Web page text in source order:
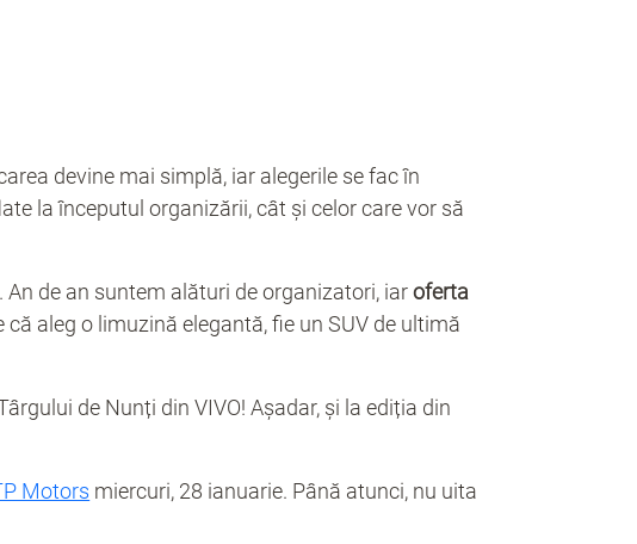
devine mai simplă, iar alegerile se fac în
la începutul organizării, cât și celor care vor să
de an suntem alături de organizatori, iaroferta
aleg o limuzină elegantă, fie un SUV de ultimă
de Nunți din VIVO! Așadar, și la ediția din
Motors miercuri, 28 ianuarie. Până atunci, nu uita